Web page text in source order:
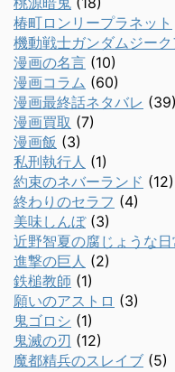
椿町ロンリープラネット
機動戦士ガンダムジーク
漫画の名言 (10)
漫画コラム (60)
漫画最終話ネタバレ (39)
漫画買取 (7)
漫画飯 (3)
私刑執行人 (1)
約束のネバーランド (12)
終わりのセラフ (4)
美味しんぼ(3)
近野智夏の腐じょうな日
進撃の巨人 (2)
鉄槌教師 (1)
願いのアストロ (3)
鬼ゴロシ (1)
鬼滅の刃 (12)
魔都精兵のスレイブ (5)